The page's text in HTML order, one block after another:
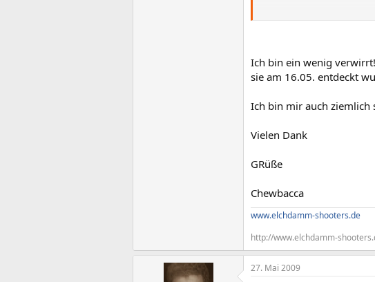
Die Malware wird in 2
Ich bin ein wenig
sie am 16.05. entdeckt
Ich bin mir auch ziemlich
Vielen Dank
GRüße
Chewbacca
www.elchdamm-shooters.de
http://www.elchdamm-
27. Mai 2009